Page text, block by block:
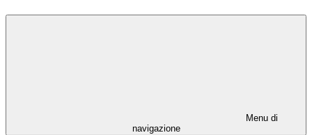
Menu di
navigazione